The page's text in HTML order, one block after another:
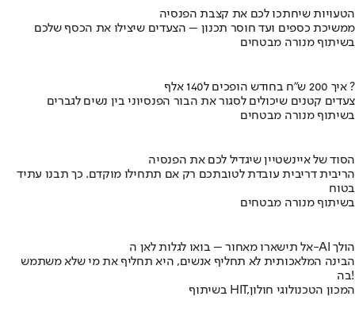
הטעויות שיחתכו לכם את קצבת הפנסיה
ממשיכת כספים ועד חוסר תכנון – הצעדים שיצילו את הכסף שלכם
בשיתוף מנורה מבטחים
איך 200 ש"ח בחודש הופכים ל140 אלף ?
צעדים קטנים שיכולים לסגור את הבור הפנסיוני בין נשים לגברים
בשיתוף מנורה מבטחים
הסוד של איינשטיין שיגדיל לכם את הפנסיה
הריבית דריבית עובדת לטובתכם רק אם תתחילו מוקדם. כך תבנו עתיד
בטוח
בשיתוף מנורה מבטחים
אל תישארו מאחור – בואו לגלות לאן ה-AI הולך
הבינה המלאכותית לא תחליף אנשים, היא תחליף את מי שלא משתמש
בה!
בשיתוף HIT,המכון הטכנולוגי חולון